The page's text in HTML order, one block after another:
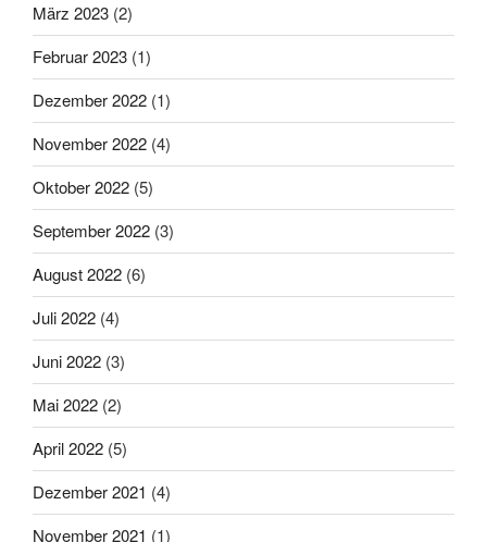
März 2023 (2)
Februar 2023 (1)
Dezember 2022 (1)
November 2022 (4)
Oktober 2022 (5)
September 2022 (3)
August 2022 (6)
Juli 2022 (4)
Juni 2022 (3)
Mai 2022 (2)
April 2022 (5)
Dezember 2021 (4)
November 2021 (1)